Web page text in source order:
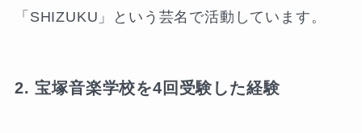
「SHIZUKU」という芸名で活動しています。
2. 宝塚音楽学校を4回受験した経験